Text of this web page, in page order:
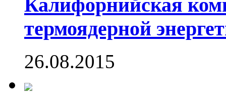
Калифорнийская
термоядерной
26.08.2015